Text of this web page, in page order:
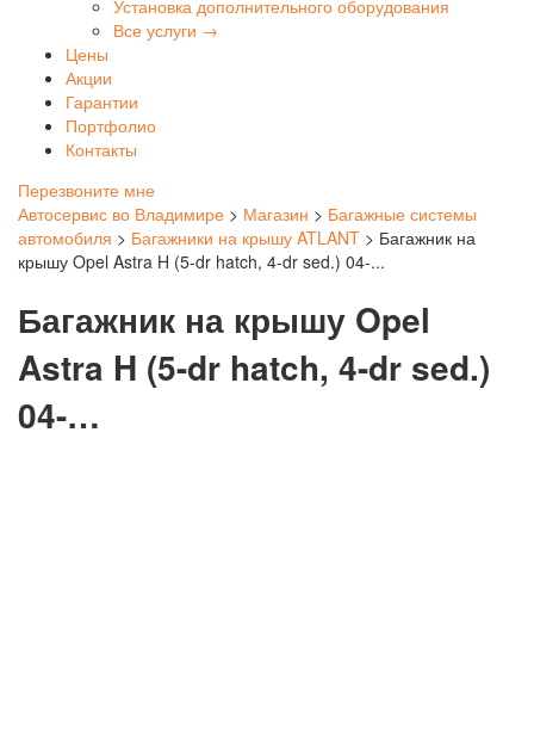
Установка дополнительного оборудования
Все услуги →
Цены
Акции
Гарантии
Портфолио
Контакты
Перезвоните мне
Автосервис во Владимире > Магазин > Багажные системы
автомобиля > Багажники на крышу ATLANT > Багажник на
крышу Opel Astra H (5-dr hatch, 4-dr sed.) 04-...
Багажник на крышу Opel
Astra H (5-dr hatch, 4-dr sed.)
04-…